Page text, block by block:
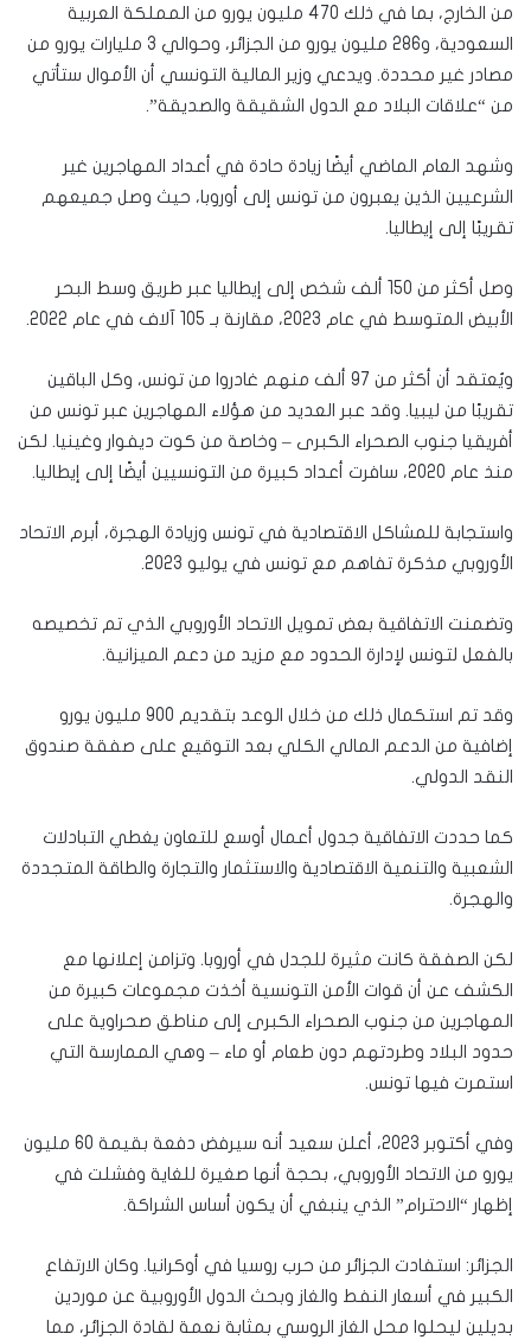
من الخارج، بما في ذلك 470 مليون يورو من المملكة العربية
السعودية، و286 مليون يورو من الجزائر، وحوالي 3 مليارات يورو من
مصادر غير محددة. ويدعي وزير المالية التونسي أن الأموال ستأتي
من “علاقات البلاد مع الدول الشقيقة والصديقة”.
وشهد العام الماضي أيضًا زيادة حادة في أعداد المهاجرين غير
الشرعيين الذين يعبرون من تونس إلى أوروبا، حيث وصل جميعهم
تقريبًا إلى إيطاليا.
وصل أكثر من 150 ألف شخص إلى إيطاليا عبر طريق وسط البحر
الأبيض المتوسط ​​في عام 2023، مقارنة بـ 105 آلاف في عام 2022.
ويُعتقد أن أكثر من 97 ألف منهم غادروا من تونس، وكل الباقين
تقريبًا من ليبيا. وقد عبر العديد من هؤلاء المهاجرين عبر تونس من
أفريقيا جنوب الصحراء الكبرى – وخاصة من كوت ديفوار وغينيا. لكن
منذ عام 2020، سافرت أعداد كبيرة من التونسيين أيضًا إلى إيطاليا.
واستجابة للمشاكل الاقتصادية في تونس وزيادة الهجرة، أبرم الاتحاد
الأوروبي مذكرة تفاهم مع تونس في يوليو 2023.
وتضمنت الاتفاقية بعض تمويل الاتحاد الأوروبي الذي تم تخصيصه
بالفعل لتونس لإدارة الحدود مع مزيد من دعم الميزانية.
وقد تم استكمال ذلك من خلال الوعد بتقديم 900 مليون يورو
إضافية من الدعم المالي الكلي بعد التوقيع على صفقة صندوق
النقد الدولي.
كما حددت الاتفاقية جدول أعمال أوسع للتعاون يغطي التبادلات
الشعبية والتنمية الاقتصادية والاستثمار والتجارة والطاقة المتجددة
والهجرة.
لكن الصفقة كانت مثيرة للجدل في أوروبا. وتزامن إعلانها مع
الكشف عن أن قوات الأمن التونسية أخذت مجموعات كبيرة من
المهاجرين من جنوب الصحراء الكبرى إلى مناطق صحراوية على
حدود البلاد وطردتهم دون طعام أو ماء – وهي الممارسة التي
استمرت فيها تونس.
وفي أكتوبر 2023، أعلن سعيد أنه سيرفض دفعة بقيمة 60 مليون
يورو من الاتحاد الأوروبي، بحجة أنها صغيرة للغاية وفشلت في
إظهار “الاحترام” الذي ينبغي أن يكون أساس الشراكة.
الجزائر: استفادت الجزائر من حرب روسيا في أوكرانيا. وكان الارتفاع
الكبير في أسعار النفط والغاز وبحث الدول الأوروبية عن موردين
بديلين ليحلوا محل الغاز الروسي بمثابة نعمة لقادة الجزائر، مما